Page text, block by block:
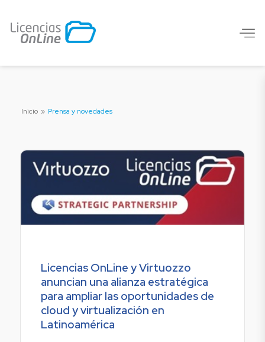
Inicio » Prensa y novedades
Licencias OnLine y Virtuozzo
anuncian una alianza estratégica
para ampliar las oportunidades de
cloud y virtualización en
Latinoamérica